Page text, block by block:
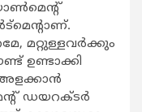
മറ്റുള്ളവര്‍ക്കും
ഉണ്ടാക്കി
ഡയറക്ടര്‍